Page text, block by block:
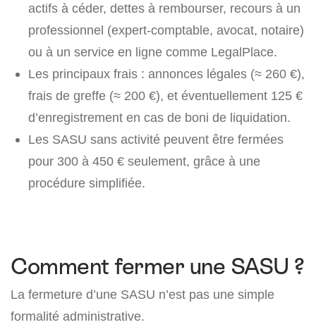
actifs à céder, dettes à rembourser, recours à un
professionnel (expert-comptable, avocat, notaire)
ou à un service en ligne comme LegalPlace.
Les principaux frais : annonces légales (≈ 260 €),
frais de greffe (≈ 200 €), et éventuellement 125 €
d’enregistrement en cas de boni de liquidation.
Les SASU sans activité peuvent être fermées
pour 300 à 450 € seulement, grâce à une
procédure simplifiée.
Comment fermer une SASU ?
La fermeture d’une SASU n’est pas une simple
formalité administrative.